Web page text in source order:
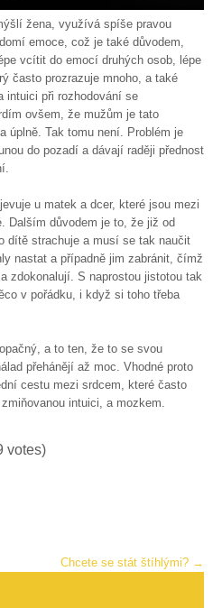
žena, využívá spíše pravou
emoce, což je také důvodem,
vcítit do emocí druhých osob, lépe
často prozrazuje mnoho, a také
intuici při rozhodování se
ovšem, že mužům je tato
úplně. Tak tomu není. Problém je
do pozadí a dávají raději přednost
u matek a dcer, které jsou mezi
Dalším důvodem je to, že již od
dítě strachuje a musí se tak naučit
nastat a případně jim zabránit, čímž
zdokonalují. S naprostou jistotou tak
v pořádku, i když si toho třeba
a to ten, že to se svou
přehánějí až moc. Vhodné proto
cestu mezi srdcem, které často
intuici, a mozkem.
votes)
Chcete se stát štíhlými? →